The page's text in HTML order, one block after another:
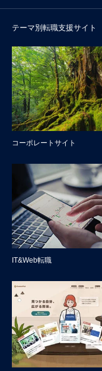
テーマ別転職支援サイト
コーポレートサイト
IT&Web転職